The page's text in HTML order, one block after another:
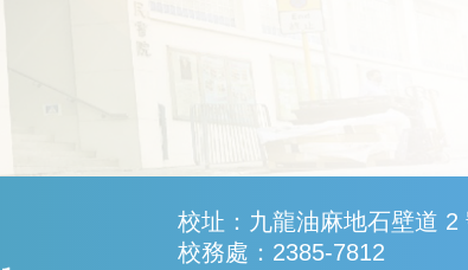
校址：九龍油麻地石壁道 2
校務處：2385-7812